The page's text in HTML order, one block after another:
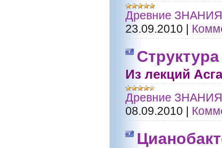
Древние ЗНАНИЯ
23.09.2010 |
Из лекций
Древние ЗНАНИЯ
08.09.2010 |